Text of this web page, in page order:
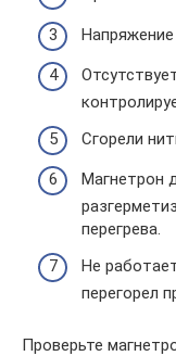
Напряжение
Сгорели
Магнетрон
перегрева.
Не
перегорел
Проверьте